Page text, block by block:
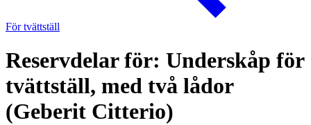
För tvättställ
Reservdelar för: Underskåp för
tvättställ, med två lådor
(Geberit Citterio)